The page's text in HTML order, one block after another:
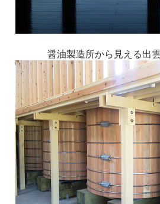
醤油製造所から見える出